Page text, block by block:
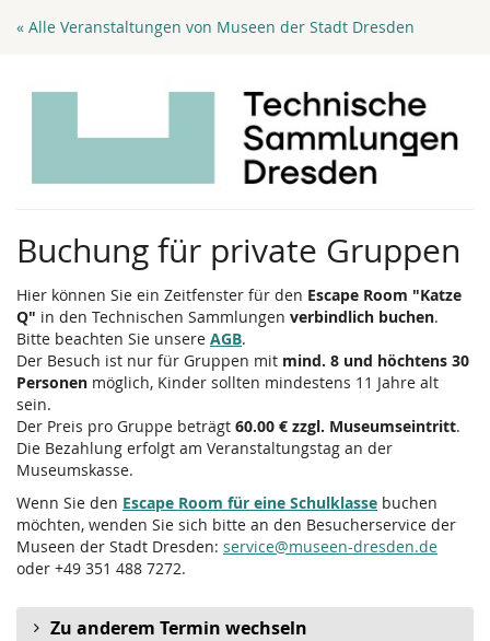
Zum
« Alle Veranstaltungen von Museen der Stadt Dresden
Buchung für private Gruppen
Hier können Sie ein Zeitfenster für den Escape Room "Katze
Q" in den Technischen Sammlungen verbindlich buchen.
Bitte beachten Sie unsere AGB.
Der Besuch ist nur für Gruppen mit mind. 8 und höchtens 30
Personen möglich, Kinder sollten mindestens 11 Jahre alt
sein.
Der Preis pro Gruppe beträgt 60.00 € zzgl. Museumseintritt.
Die Bezahlung erfolgt am Veranstaltungstag an der
Museumskasse.
Wenn Sie den Escape Room für eine Schulklasse buchen
möchten, wenden Sie sich bitte an den Besucherservice der
Museen der Stadt Dresden: service@museen-dresden.de
oder +49 351 488 7272.
Zu anderem Termin wechseln